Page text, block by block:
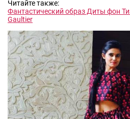
Читайте также:
Фантастический образ Диты фон
Gaultier